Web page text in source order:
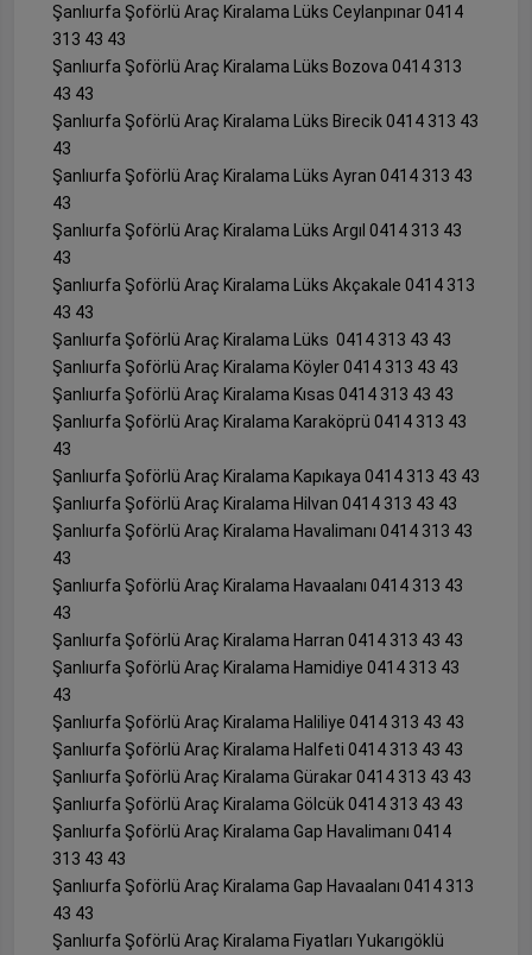
Şanlıurfa Şoförlü Araç Kiralama Lüks Ceylanpınar 0414
313 43 43
Şanlıurfa Şoförlü Araç Kiralama Lüks Bozova 0414 313
43 43
Şanlıurfa Şoförlü Araç Kiralama Lüks Birecik 0414 313 43
43
Şanlıurfa Şoförlü Araç Kiralama Lüks Ayran 0414 313 43
43
Şanlıurfa Şoförlü Araç Kiralama Lüks Argıl 0414 313 43
43
Şanlıurfa Şoförlü Araç Kiralama Lüks Akçakale 0414 313
43 43
Şanlıurfa Şoförlü Araç Kiralama Lüks 0414 313 43 43
Şanlıurfa Şoförlü Araç Kiralama Köyler 0414 313 43 43
Şanlıurfa Şoförlü Araç Kiralama Kısas 0414 313 43 43
Şanlıurfa Şoförlü Araç Kiralama Karaköprü 0414 313 43
43
Şanlıurfa Şoförlü Araç Kiralama Kapıkaya 0414 313 43 43
Şanlıurfa Şoförlü Araç Kiralama Hilvan 0414 313 43 43
Şanlıurfa Şoförlü Araç Kiralama Havalimanı 0414 313 43
43
Şanlıurfa Şoförlü Araç Kiralama Havaalanı 0414 313 43
43
Şanlıurfa Şoförlü Araç Kiralama Harran 0414 313 43 43
Şanlıurfa Şoförlü Araç Kiralama Hamidiye 0414 313 43
43
Şanlıurfa Şoförlü Araç Kiralama Haliliye 0414 313 43 43
Şanlıurfa Şoförlü Araç Kiralama Halfeti 0414 313 43 43
Şanlıurfa Şoförlü Araç Kiralama Gürakar 0414 313 43 43
Şanlıurfa Şoförlü Araç Kiralama Gölcük 0414 313 43 43
Şanlıurfa Şoförlü Araç Kiralama Gap Havalimanı 0414
313 43 43
Şanlıurfa Şoförlü Araç Kiralama Gap Havaalanı 0414 313
43 43
Şanlıurfa Şoförlü Araç Kiralama Fiyatları Yukarıgöklü